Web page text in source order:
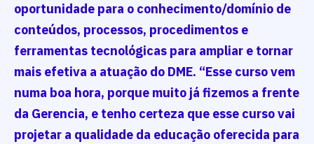
oportunidade para o conhecimento/domínio de
conteúdos, processos, procedimentos e
ferramentas tecnológicas para ampliar e tornar
mais efetiva a atuação do DME. “Esse curso vem
numa boa hora, porque muito já fizemos a frente
da Gerencia, e tenho certeza que esse curso vai
projetar a qualidade da educação oferecida para